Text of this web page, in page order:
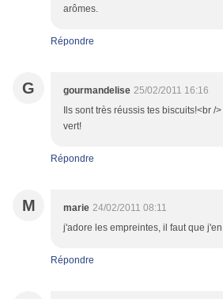
arômes.
Répondre
G gourmandelise 25/02/2011 16:16
Ils sont très réussis tes biscuits!<br /
vert!
Répondre
M marie 24/02/2011 08:11
j'adore les empreintes, il faut que
Répondre